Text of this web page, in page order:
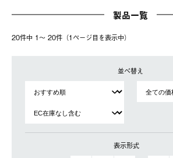
製品一覧
20件中 1〜 20件（1ページ⽬を表⽰中）
並べ替え
表示形式